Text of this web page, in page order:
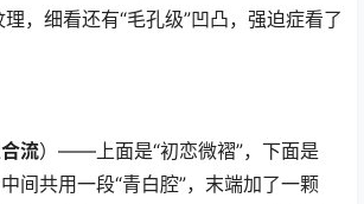
，细看还有“毛孔级”凹凸，强迫症看了
流）——上面是“初恋微褶”，下面是
间共用一段“青白腔”，末端加了一颗